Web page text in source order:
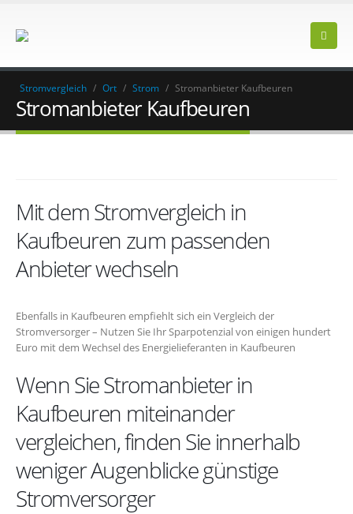
Stromvergleich / Ort / Strom / Stromanbieter Kaufbeuren
Stromanbieter Kaufbeuren
Mit dem Stromvergleich in
Kaufbeuren zum passenden
Anbieter wechseln
Ebenfalls in Kaufbeuren empfiehlt sich ein Vergleich der
Stromversorger – Nutzen Sie Ihr Sparpotenzial von einigen hundert
Euro mit dem Wechsel des Energielieferanten in Kaufbeuren
Wenn Sie Stromanbieter in
Kaufbeuren miteinander
vergleichen, finden Sie innerhalb
weniger Augenblicke günstige
Stromversorger